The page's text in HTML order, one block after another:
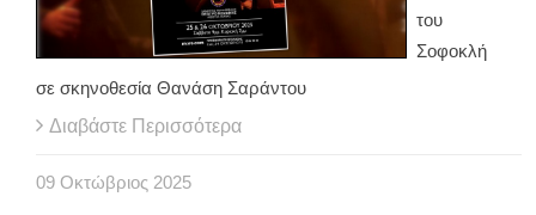
του
Σοφοκλή
σε σκηνοθεσία Θανάση Σαράντου
Διαβάστε Περισσότερα
09 Οκτώβριος 2025